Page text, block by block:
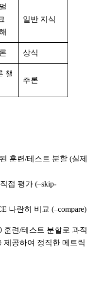
일반 지식
상식
챌
추론
훈련/테스트 분할 (실제
접 평가 (–skip-
나란히 비교 (–compare)
훈련/테스트 분할로 과적
제공하여 정직한 메트릭